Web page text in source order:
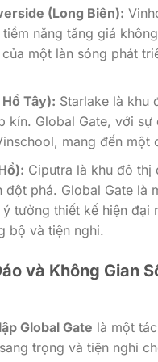
(Long Biên):
năng tăng giá
một làn sóng phát
Tây): Starlake là khu
kín. Global Gate, với
mang đến
Ciputra là khu đô thị
đột phá. Global Gate
tưởng thiết kế hiện
bộ và tiện nghi.
và Không Gian
Global Gate là một
trọng và tiện nghi